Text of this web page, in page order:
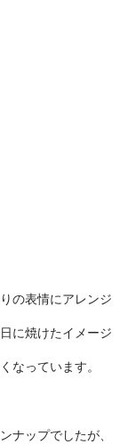
の表情にアレンジ
に焼けたイメージ
なっています。
ナップでしたが、